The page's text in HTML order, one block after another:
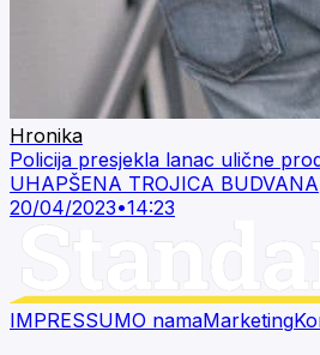
Hronika
Policija presjekla lanac ulične
UHAPŠENA TROJICA BUDVANA
20/04/2023•14:23
IMPRESSUMO namaMarketing